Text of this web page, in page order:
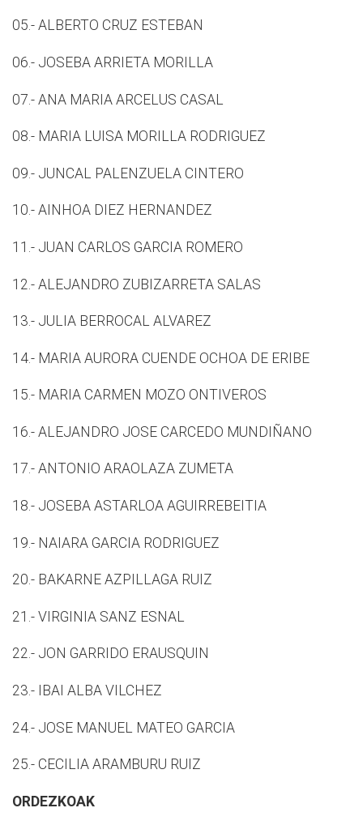
05.- ALBERTO CRUZ ESTEBAN
06.- JOSEBA ARRIETA MORILLA
07.- ANA MARIA ARCELUS CASAL
08.- MARIA LUISA MORILLA RODRIGUEZ
09.- JUNCAL PALENZUELA CINTERO
10.- AINHOA DIEZ HERNANDEZ
11.- JUAN CARLOS GARCIA ROMERO
12.- ALEJANDRO ZUBIZARRETA SALAS
13.- JULIA BERROCAL ALVAREZ
14.- MARIA AURORA CUENDE OCHOA DE ERIBE
15.- MARIA CARMEN MOZO ONTIVEROS
16.- ALEJANDRO JOSE CARCEDO MUNDIÑANO
17.- ANTONIO ARAOLAZA ZUMETA
18.- JOSEBA ASTARLOA AGUIRREBEITIA
19.- NAIARA GARCIA RODRIGUEZ
20.- BAKARNE AZPILLAGA RUIZ
21.- VIRGINIA SANZ ESNAL
22.- JON GARRIDO ERAUSQUIN
23.- IBAI ALBA VILCHEZ
24.- JOSE MANUEL MATEO GARCIA
25.- CECILIA ARAMBURU RUIZ
ORDEZKOAK